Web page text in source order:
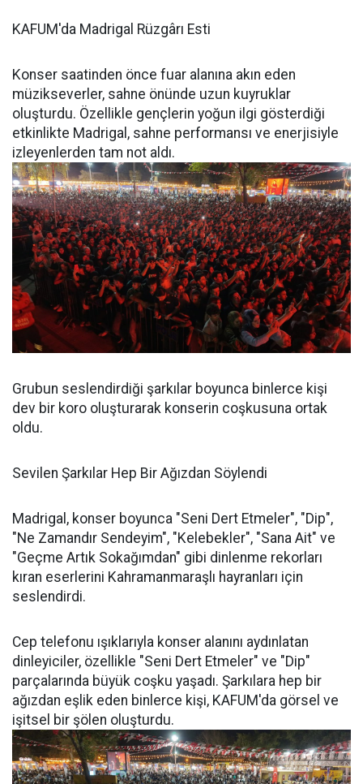
KAFUM'da Madrigal Rüzgârı Esti
Konser saatinden önce fuar alanına akın eden
müzikseverler, sahne önünde uzun kuyruklar
oluşturdu. Özellikle gençlerin yoğun ilgi gösterdiği
etkinlikte Madrigal, sahne performansı ve enerjisiyle
izleyenlerden tam not aldı.
Grubun seslendirdiği şarkılar boyunca binlerce kişi
dev bir koro oluşturarak konserin coşkusuna ortak
oldu.
Sevilen Şarkılar Hep Bir Ağızdan Söylendi
Madrigal, konser boyunca "Seni Dert Etmeler", "Dip",
"Ne Zamandır Sendeyim", "Kelebekler", "Sana Ait" ve
"Geçme Artık Sokağımdan" gibi dinlenme rekorları
kıran eserlerini Kahramanmaraşlı hayranları için
seslendirdi.
Cep telefonu ışıklarıyla konser alanını aydınlatan
dinleyiciler, özellikle "Seni Dert Etmeler" ve "Dip"
parçalarında büyük coşku yaşadı. Şarkılara hep bir
ağızdan eşlik eden binlerce kişi, KAFUM'da görsel ve
işitsel bir şölen oluşturdu.